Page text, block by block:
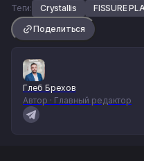
Теги: Crystallis FISSURE
Поделиться
Глеб Брехов
Автор · Главный редактор